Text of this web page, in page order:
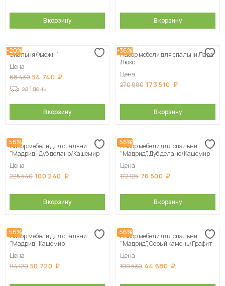
В корзину В корзину
-20%
Спальня Фьюжн 1
Цена
68 430 54 740
за 1 день
В корзину
-36%
Набор мебели для спальни Лара
Люкс
Цена
270 880 173 510
В корзину
-56%
Набор мебели для спальни
"Мадрид", Дуб делано/Кашемир
Цена
225 540 100 240
В корзину
-56%
Набор мебели для спальни
"Мадрид", Дуб делано/Кашемир
Цена
172 125 76 500
В корзину
-56%
Набор мебели для спальни
"Мадрид", Кашемир
Цена
114 120 50 720
-56%
Набор мебели для спальни
"Мадрид", Серый камень/Графит
Цена
100 530 44 680